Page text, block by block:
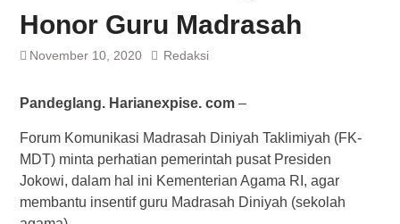
Honor Guru Madrasah
November 10, 2020 Redaksi
Pandeglang. Harianexpise. com–
Forum Komunikasi Madrasah Diniyah Taklimiyah (FK-
MDT) minta perhatian pemerintah pusat Presiden
Jokowi, dalam hal ini Kementerian Agama RI, agar
membantu insentif guru Madrasah Diniyah (sekolah